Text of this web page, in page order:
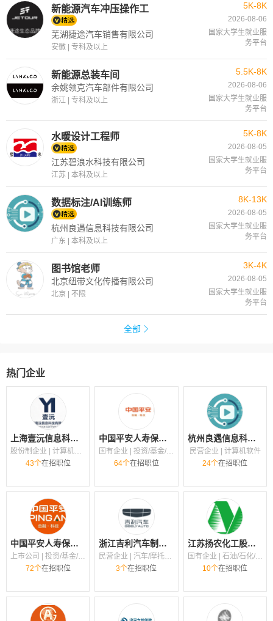
新能源汽车冲压操作工
芜湖捷途汽车销售有限公司
安徽 | 专科及以上
5K-8K
2026-08-06
国家大学生就业服
务平台
新能源总装车间
余姚领克汽车部件有限公司
浙江 | 专科及以上
5.5K-8K
2026-08-06
国家大学生就业服
务平台
水暖设计工程师
江苏碧浪水科技有限公司
江苏 | 本科及以上
5K-8K
2026-08-05
国家大学生就业服
务平台
数据标注/AI训练师
杭州良遇信息科技有限公司
广东 | 本科及以上
8K-13K
2026-08-05
国家大学生就业服
务平台
图书馆老师
北京纽带文化传播有限公司
北京 | 不限
3K-4K
2026-08-05
国家大学生就业服
务平台
全部
热门企业
上海壹沅信息科技有限公司
股份制企业 | 计算机软件
43个在招职位
中国平安人寿保险股份有限公司上海徐汇龙漕路营销服务部
国有企业 | 投资/基金/证券/期货
64个在招职位
杭州良遇信息科技有限公司
民营企业 | 计算机软件
24个在招职位
中国平安人寿保险股份有限公司上海电话销售中心
上市公司 | 投资/基金/证券/期货
72个在招职位
浙江吉利汽车制造有限公司
民营企业 | 汽车/摩托车（制造/维护/配件/销售/服务）
3个在招职位
江苏扬农化工股份有限公司
国有企业 | 石油/石化/化工
10个在招职位